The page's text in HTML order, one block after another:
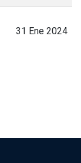
31 Ene 2024